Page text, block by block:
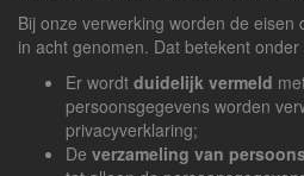
Bij onze verwerking worden de
in acht genomen. Dat betekent
Er wordt duidelijk vermeld
persoonsgegevens worden
privacyverklaring;
De verzameling van